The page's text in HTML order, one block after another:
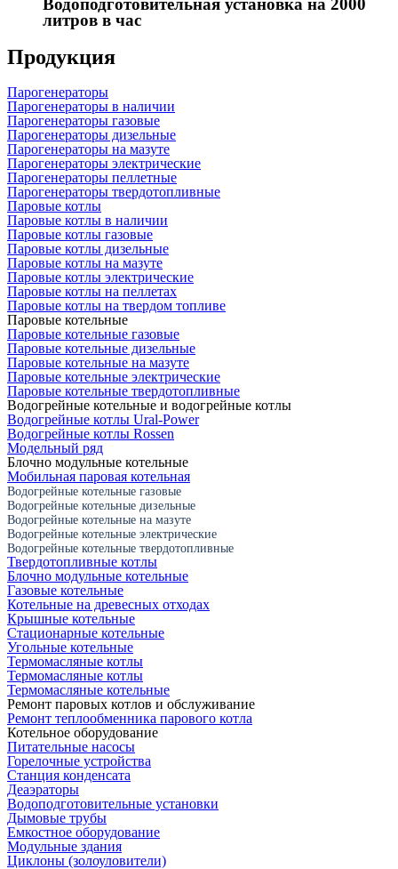
Водоподготовительная установка на 2000
литров в час
Продукция
Парогенераторы
Парогенераторы в наличии
Парогенераторы газовые
Парогенераторы дизельные
Парогенераторы на мазуте
Парогенераторы электрические
Парогенераторы пеллетные
Парогенераторы твердотопливные
Паровые котлы
Паровые котлы в наличии
Паровые котлы газовые
Паровые котлы дизельные
Паровые котлы на мазуте
Паровые котлы электрические
Паровые котлы на пеллетах
Паровые котлы на твердом топливе
Паровые котельные
Паровые котельные газовые
Паровые котельные дизельные
Паровые котельные на мазуте
Паровые котельные электрические
Паровые котельные твердотопливные
Водогрейные котельные и водогрейные котлы
Водогрейные котлы Ural-Power
Водогрейные котлы Rossen
Модельный ряд
Блочно модульные котельные
Мобильная паровая котельная
Водогрейные котельные газовые
Водогрейные котельные дизельные
Водогрейные котельные на мазуте
Водогрейные котельные электрические
Водогрейные котельные твердотопливные
Твердотопливные котлы
Блочно модульные котельные
Газовые котельные
Котельные на древесных отходах
Крышные котельные
Стационарные котельные
Угольные котельные
Термомасляные котлы
Термомасляные котлы
Термомасляные котельные
Ремонт паровых котлов и обслуживание
Ремонт теплообменника парового котла
Котельное оборудование
Питательные насосы
Горелочные устройства
Станция конденсата
Деаэраторы
Водоподготовительные установки
Дымовые трубы
Емкостное оборудование
Mодульные здания
Циклоны (золоуловители)